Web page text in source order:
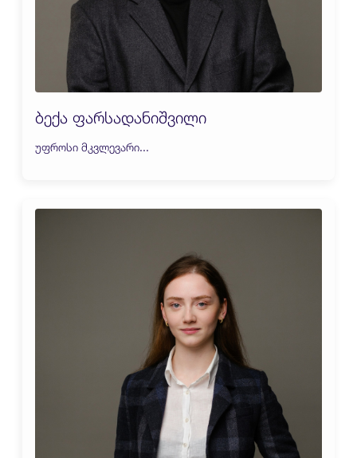
ბექა ფარსადანიშვილი
უფროსი მკვლევარი...